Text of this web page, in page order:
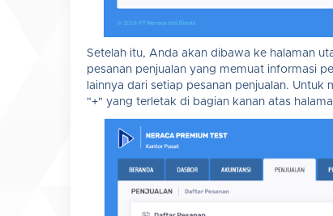
Setelah itu, Anda akan dibawa ke halaman
pesanan penjualan yang memuat informasi
lainnya dari setiap pesanan penjualan.
"+" yang terletak di bagian kanan atas